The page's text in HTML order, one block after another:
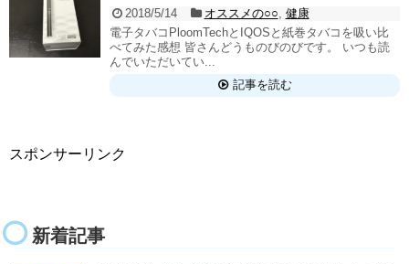
2018/5/14 オススメの○○ 健康
電子タバコPloomTechとIQOSと紙巻タバコを吸い比
べてみた感想 皆さんどうものびのびです。 いつも読
んでいただいてい...
記事を読む
スポンサーリンク
新着記事